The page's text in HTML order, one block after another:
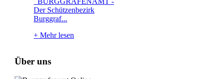
Der Schützenbezirk
Burggraf...
+ Mehr lesen
Über uns